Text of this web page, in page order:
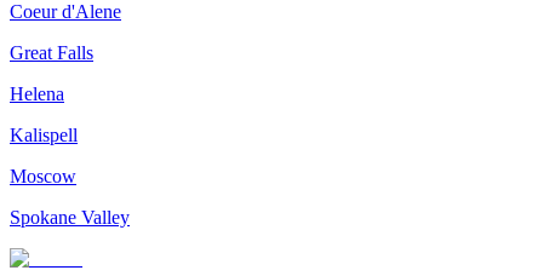
Coeur d'Alene
Great Falls
Helena
Kalispell
Moscow
Spokane Valley